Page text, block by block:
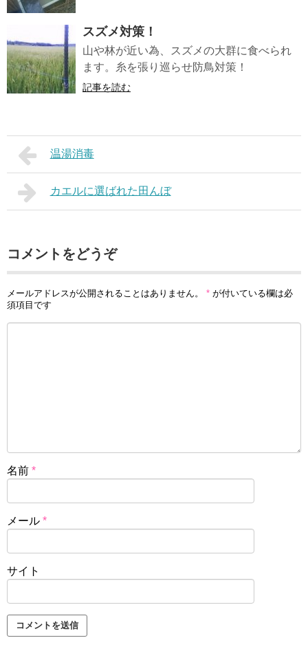
スズメ対策！
山や林が近い為、スズメの大群に食べられ
ます。糸を張り巡らせ防鳥対策！
記事を読む
温湯消毒
カエルに選ばれた田んぼ
コメントをどうぞ
メールアドレスが公開されることはありません。 * が付いている欄は必
須項目です
名前 *
メール *
サイト